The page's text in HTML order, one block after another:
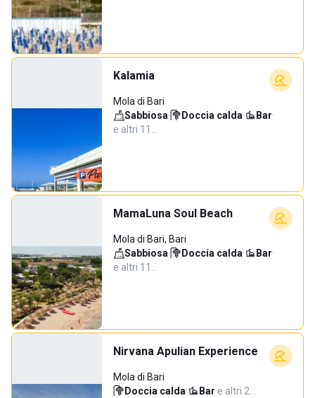
Kalamia
Mola di Bari
Sabbiosa· Doccia calda· Bar·
e altri 11…
MamaLuna Soul Beach
Mola di Bari, Bari
Sabbiosa· Doccia calda· Bar·
e altri 11…
Nirvana Apulian Experience
Mola di Bari
Doccia calda· Bar·e altri 2…